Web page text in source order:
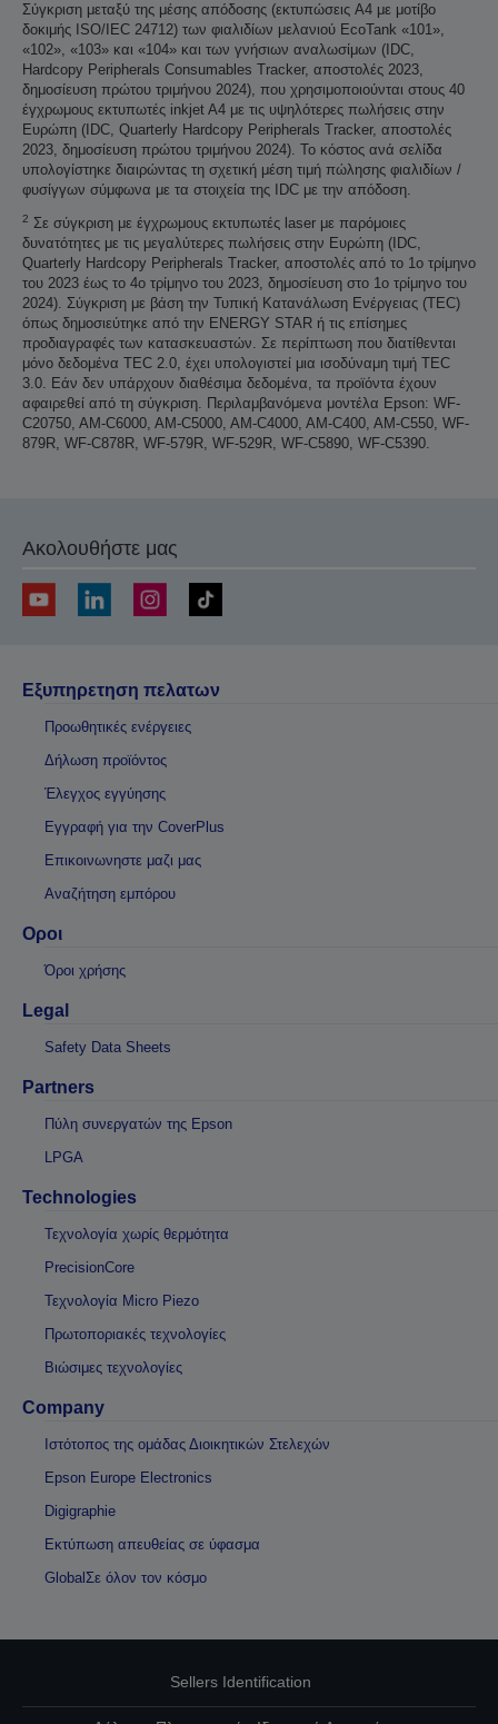
Σύγκριση μεταξύ της μέσης απόδοσης (εκτυπώσεις A4 με μοτίβο
δοκιμής ISO/IEC 24712) των φιαλιδίων μελανιού EcoTank «101»,
«102», «103» και «104» και των γνήσιων αναλωσίμων (IDC,
Hardcopy Peripherals Consumables Tracker, αποστολές 2023,
δημοσίευση πρώτου τριμήνου 2024), που χρησιμοποιούνται στους 40
έγχρωμους εκτυπωτές inkjet A4 με τις υψηλότερες πωλήσεις στην
Ευρώπη (IDC, Quarterly Hardcopy Peripherals Tracker, αποστολές
2023, δημοσίευση πρώτου τριμήνου 2024). Το κόστος ανά σελίδα
υπολογίστηκε διαιρώντας τη σχετική μέση τιμή πώλησης φιαλιδίων /
φυσίγγων σύμφωνα με τα στοιχεία της IDC με την απόδοση.
2 Σε σύγκριση με έγχρωμους εκτυπωτές laser με παρόμοιες
δυνατότητες με τις μεγαλύτερες πωλήσεις στην Ευρώπη (IDC,
Quarterly Hardcopy Peripherals Tracker, αποστολές από το 1ο τρίμηνο
του 2023 έως το 4ο τρίμηνο του 2023, δημοσίευση στο 1ο τρίμηνο του
2024). Σύγκριση με βάση την Τυπική Κατανάλωση Ενέργειας (TEC)
όπως δημοσιεύτηκε από την ENERGY STAR ή τις επίσημες
προδιαγραφές των κατασκευαστών. Σε περίπτωση που διατίθενται
μόνο δεδομένα TEC 2.0, έχει υπολογιστεί μια ισοδύναμη τιμή TEC
3.0. Εάν δεν υπάρχουν διαθέσιμα δεδομένα, τα προϊόντα έχουν
αφαιρεθεί από τη σύγκριση. Περιλαμβανόμενα μοντέλα Epson: WF-
C20750, AM-C6000, AM-C5000, AM-C4000, AM-C400, AM-C550, WF-
879R, WF-C878R, WF-579R, WF-529R, WF-C5890, WF-C5390.
Ακολουθήστε μας
Εξυπηρετηση πελατων
Προωθητικές ενέργειες
Δήλωση προϊόντος
Έλεγχος εγγύησης
Εγγραφή για την CoverPlus
Επικοινωνηστε μαζι μας
Αναζήτηση εμπόρου
Οροι
Όροι χρήσης
Legal
Safety Data Sheets
Partners
Πύλη συνεργατών της Epson
LPGA
Technologies
Τεχνολογία χωρίς θερμότητα
PrecisionCore
Τεχνολογία Micro Piezo
Πρωτοποριακές τεχνολογίες
Βιώσιμες τεχνολογίες
Company
Ιστότοπος της ομάδας Διοικητικών Στελεχών
Epson Europe Electronics
Digigraphie
Εκτύπωση απευθείας σε ύφασμα
GlobalΣε όλον τον κόσμο
Sellers Identification